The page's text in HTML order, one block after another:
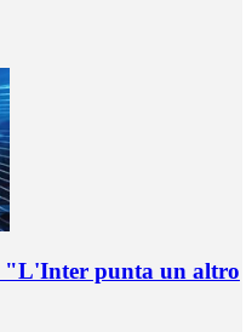
"L'Inter punta un altro